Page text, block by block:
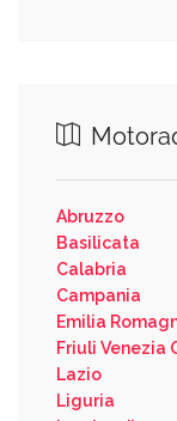
Abruzzo
Basilicata
Calabria
Campania
Emilia
Friuli Venezia
Lazio
Liguria